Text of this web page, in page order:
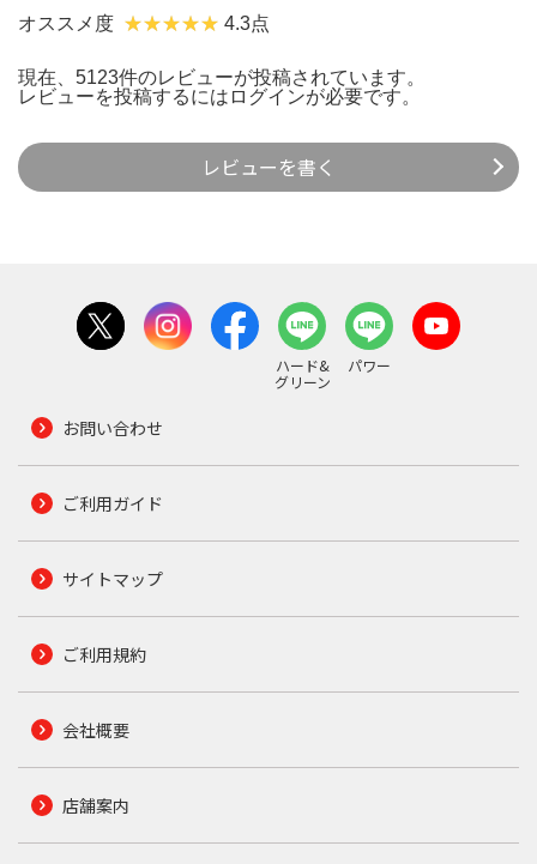
オススメ度 4.3点
現在、5123件のレビューが投稿されています。
レビューを投稿するには ログインが必要です。
レビューを書く
ハード&
グリーン
パワー
お問い合わせ
ご利用ガイド
サイトマップ
ご利用規約
会社概要
店舗案内